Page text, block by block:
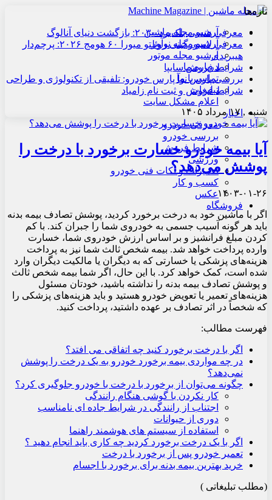
آرشیو مجله ماشین
آرشیو مجله نوآور
آرشیو مجله موتور
درباره ما
تماس با ما
تبلیغات
اعلام مشکل سایت
اخبار
معرفی خودرو
بررسی خودرو
شرایط فروش
ورزشی
تعمیرات و نکات فنی خودرو
کسب و کار
عکس
فروشگاه
تازه‌ها
معرفی هنسی بلک‌برد ۲۰۳۰: بازگشت دنیای آنالوگ
معرفی لامبورگینی روئلتو میورا ۶۰ هومج ۲۰۲۶: پرچم‌دار
هیبریدی
شرایط فروش سایپا
بررسی پارس نوآ پارس خودرو: تلفیقی از تکنولوژی و طراحی
شرایط فروش و ثبت نام زامیاد
شنبه , ۱۷ مرداد ۱۴۰۵
آیا بیمه خودرو خسارت برخورد با درخت را
پوشش می‌دهد؟
۱۴۰۳-۰۱-۲۶
اگر با ماشین خود به درخت برخورد کردید، پوشش تصادف بیمه بدنه
باید هر گونه آسیب جسمی به خودروی شما را جبران کند. با کم
کردن مبلغ فرانشیز و بر اساس ارزش خودروی شما، خسارت
وارده پرداخت خواهد شد. بیمه شخص ثالث شما نیز به پرداخت
هزینه‌های پزشکی یا خسارتی که به دیگران یا مالکیت دیگران وارد
شده است، کمک خواهد کرد. با این حال، اگر شما بیمه شخص ثالث
و پوشش تصادف بیمه بدنه را نداشته باشید، خودتان مسئول
هزینه‌های تعمیر یا تعویض خودرو هستید و باید هزینه‌های پزشکی را
که شخصاً در اثر تصادف بر عهده داشتید، پرداخت کنید.
فهرست مطالب:
اگر با درخت برخورد کنید چه اتفاقی می افتد؟
در چه مواردی بیمه برخورد خودرو به یک درخت را پوشش
نمی‌دهد؟
چگونه می‌توان از برخورد با درخت با خودرو جلوگیری کرد؟
کار نکردن با گوشی هنگام رانندگی
اجتناب از رانندگی در شرایط جاده ای نامناسب
دوری از حیوانات
استفاده از سیستم های هوشمند راهنما
اگر با یک درخت برخورد کردید چه کاری باید انجام دهید ؟
تعمیر خودرو پس از برخورد با درخت
خرید بهترین بیمه بدنه برای برخورد با اجسام
(مطلب تبلیغاتی )